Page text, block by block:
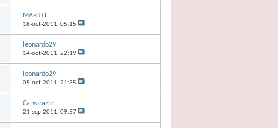
MARTTI
18-oct-2011, 05:15
leonardo29
14-oct-2011, 22:19
leonardo29
05-oct-2011, 21:35
Catweazle
21-sep-2011, 09:57